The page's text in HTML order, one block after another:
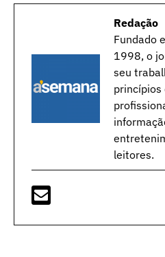
Redação
Fundado
1998, o
seu
princípios
leitores.